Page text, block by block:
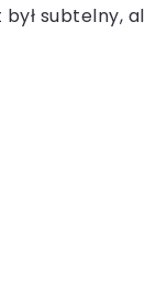
subtelny,